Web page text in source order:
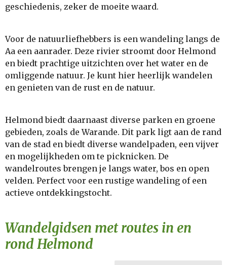
geschiedenis, zeker de moeite waard.
Voor de natuurliefhebbers is een wandeling langs de
Aa een aanrader. Deze rivier stroomt door Helmond
en biedt prachtige uitzichten over het water en de
omliggende natuur. Je kunt hier heerlijk wandelen
en genieten van de rust en de natuur.
Helmond biedt daarnaast diverse parken en groene
gebieden, zoals de Warande. Dit park ligt aan de rand
van de stad en biedt diverse wandelpaden, een vijver
en mogelijkheden om te picknicken. De
wandelroutes brengen je langs water, bos en open
velden. Perfect voor een rustige wandeling of een
actieve ontdekkingstocht.
Wandelgidsen met routes in en
rond Helmond